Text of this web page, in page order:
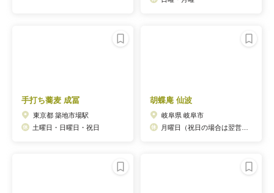
手打ち蕎麦 成冨
東京都 築地市場駅
土曜日・日曜日・祝日
胡蝶庵 仙波
岐阜県 岐阜市